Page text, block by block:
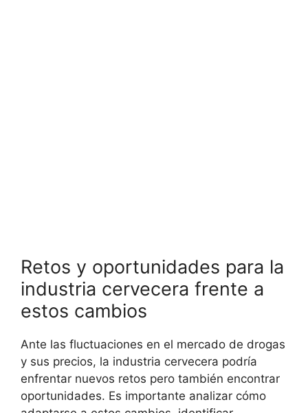
Retos y oportunidades para la
industria cervecera frente a
estos cambios
Ante las fluctuaciones en el mercado de drogas
y sus precios, la industria cervecera podría
enfrentar nuevos retos pero también encontrar
oportunidades. Es importante analizar cómo